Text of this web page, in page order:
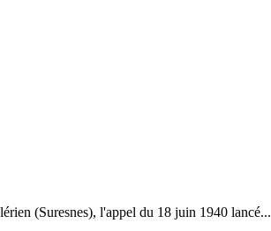
(Suresnes), l'appel du 18 juin 1940 lancé...